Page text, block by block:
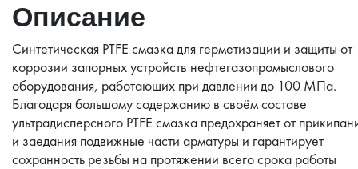
Описание
Синтетическая PTFE смазка для герметизации и защиты от
коррозии запорных устройств нефтегазопромыслового
оборудования, работающих при давлении до 100 МПа.
Благодаря большому содержанию в своём составе
ультрадисперсного PTFE смазка предохраняет от
и заедания подвижные части арматуры и гарантирует
сохранность резьбы на протяжении всего срока работы